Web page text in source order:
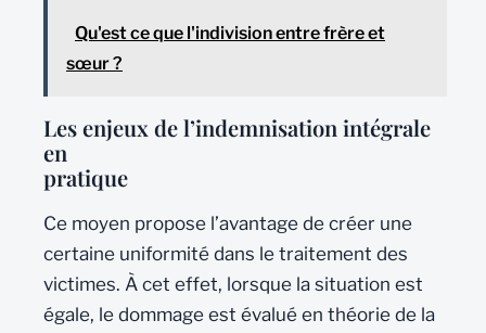
Qu'est ce que l'indivision entre frère et
sœur ?
Les enjeux de l’indemnisation intégrale
en
pratique
Ce moyen propose l’avantage de créer une
certaine uniformité dans le traitement des
victimes. À cet effet, lorsque la situation est
égale, le dommage est évalué en théorie de la